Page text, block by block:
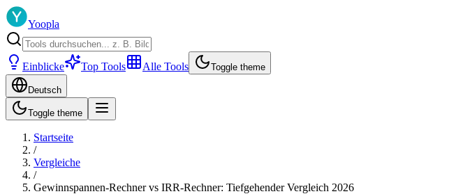
Yoopla
Einblicke Top Tools Alle Tools Toggle theme
Deutsch
Toggle theme
Startseite
/
Vergleiche
/
Gewinnspannen-Rechner vs IRR-Rechner: Tiefgehender Vergleich 2026